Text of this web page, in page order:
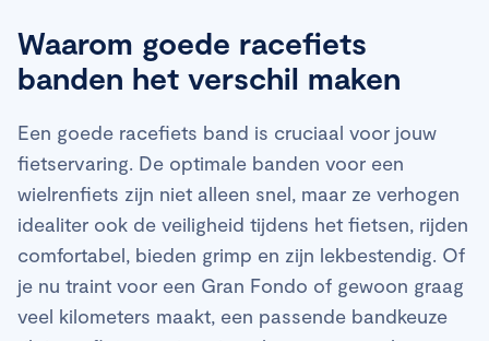
Waarom goede racefiets
banden het verschil maken
Een goede racefiets band is cruciaal voor jouw
fietservaring. De optimale banden voor een
wielrenfiets zijn niet alleen snel, maar ze verhogen
idealiter ook de veiligheid tijdens het fietsen, rijden
comfortabel, bieden grimp en zijn lekbestendig. Of
je nu traint voor een Gran Fondo of gewoon graag
veel kilometers maakt, een passende bandkeuze